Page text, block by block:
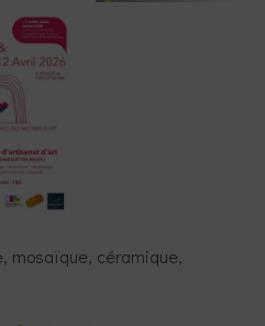
mosaïque, céramique,